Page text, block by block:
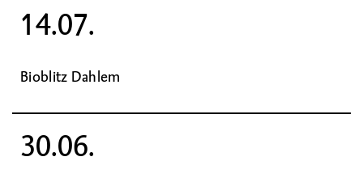
14.07.
Bioblitz Dahlem
30.06.